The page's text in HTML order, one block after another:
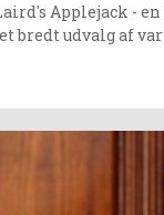
Applejack -
udvalg af